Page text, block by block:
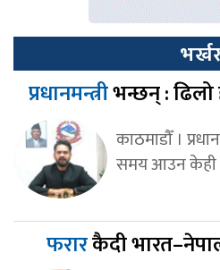
भर्खर
प्रधानमन्त्रीभन्छन् :
काठमाडौँ ।
समय आउन
फरारकैदी